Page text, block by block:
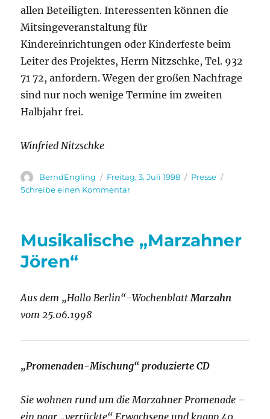
allen Beteiligten. Interessenten können die
Mitsingeveranstaltung für
Kindereinrichtungen oder Kinderfeste beim
Leiter des Projektes, Herrn Nitzschke, Tel. 932
71 72, anfordern. Wegen der großen Nachfrage
sind nur noch wenige Termine im zweiten
Halbjahr frei.
Winfried Nitzschke
Autor
BerndEngling
Veröffentlicht
am
Freitag, 3. Juli 1998 Kategorien
Presse
Schreibe einen Kommentarzu
Marzahner
Promenaden-
Musikalische „Marzahner
Jören“
Aus dem „Hallo Berlin“-Wochenblatt Marzahn
vom 25.06.1998
„Promenaden-Mischung“ produzierte CD
Sie wohnen rund um die Marzahner Promenade –
ein paar „verrückte“ Erwachsene und knapp 40